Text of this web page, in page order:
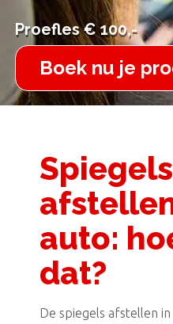
Proefles € 100,-
Proefles € 100,-
Boek nu je
Spiegels
auto:
dat?
De spiegels afstellen